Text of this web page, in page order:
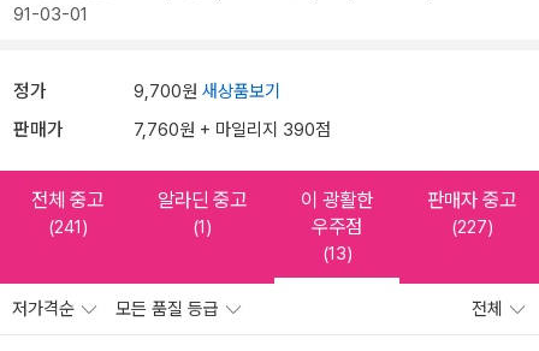
91-03-01
정가 9,700원 새상품보기
판매가 7,760원 + 마일리지 390점
전체 중고
(241)
알라딘 중고
(1)
이 광활한
우주점
(13)
판매자 중고
(227)
저가격순 모든 품질 등급 전체